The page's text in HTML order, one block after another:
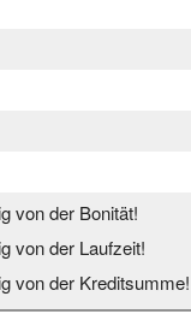
von der Bonität!
von der Laufzeit!
von der Kreditsumme!